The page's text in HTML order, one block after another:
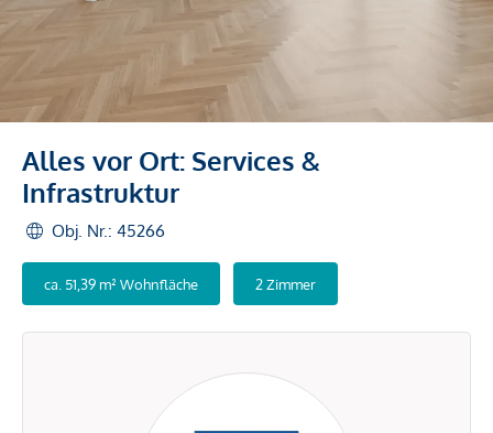
Alles vor Ort: Services &
Infrastruktur
Obj. Nr.: 45266
ca. 51,39 m² Wohnfläche 2 Zimmer